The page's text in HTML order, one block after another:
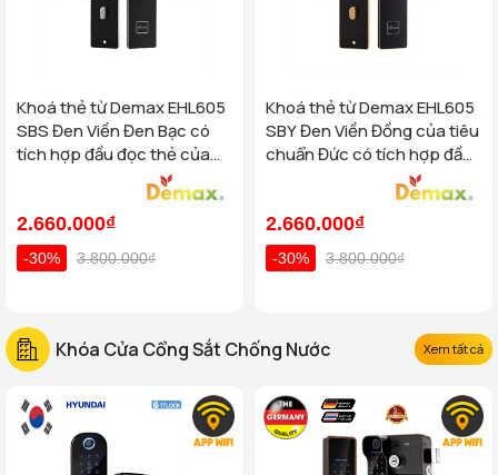
Khoá thẻ từ Demax EHL605
SBS Đen Viền Đen Bạc có
tích hợp đầu đọc thẻ của
2.660.000₫
-30% 3.800.000₫
Khoá thẻ từ Demax EHL605
SBY Đen Viền Đồng của tiêu
chuẩn Đức có tích hợp đầu
2.660.000₫
-30% 3.800.000₫
Khóa Cửa Cổng Sắt Chống Nước Xem tất cả